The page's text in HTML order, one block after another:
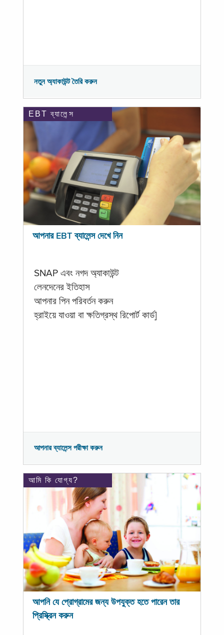
নতুন অ্যাকাউন্ট তৈরি করুন
EBT ব্যালেন্স
আপনার EBT ব্যালেন্স দেখে নিন
SNAP এবং নগদ অ্যাকাউন্ট
লেনদেনের ইতিহাস
আপনার পিন পরিবর্তন করুন
হ্রাইয়ে যাওয়া বা ক্ষতিগ্রস্থ রিপোর্ট কার্ড]
আপনার ব্যালেন্স পরীক্ষা করুন
আমি কি যোগ্য?
আপনি যে প্রোগ্রামের জন্য উপযুক্ত হতে পারেন তার
প্রিস্ক্রিন করুন